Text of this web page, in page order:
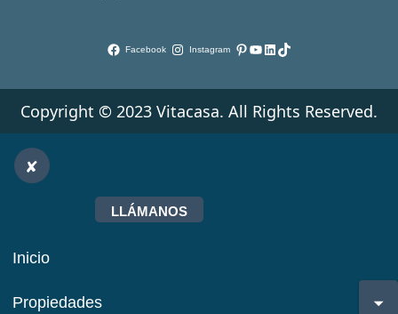
Facebook Instagram Pinterest
YouTube
LinkedIn
TikTok
Copyright © 2023 Vitacasa. All Rights Reserved.
LLÁMANOS
Inicio
Propiedades